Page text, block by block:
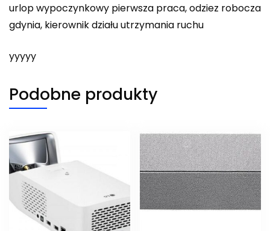
urlop wypoczynkowy pierwsza praca, odziez robocza
gdynia, kierownik działu utrzymania ruchu
yyyyy
Podobne produkty